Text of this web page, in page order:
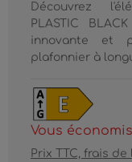
Découvrez
PLASTIC
innovante et
plafonnier à
Vous
Prix TTC, frais